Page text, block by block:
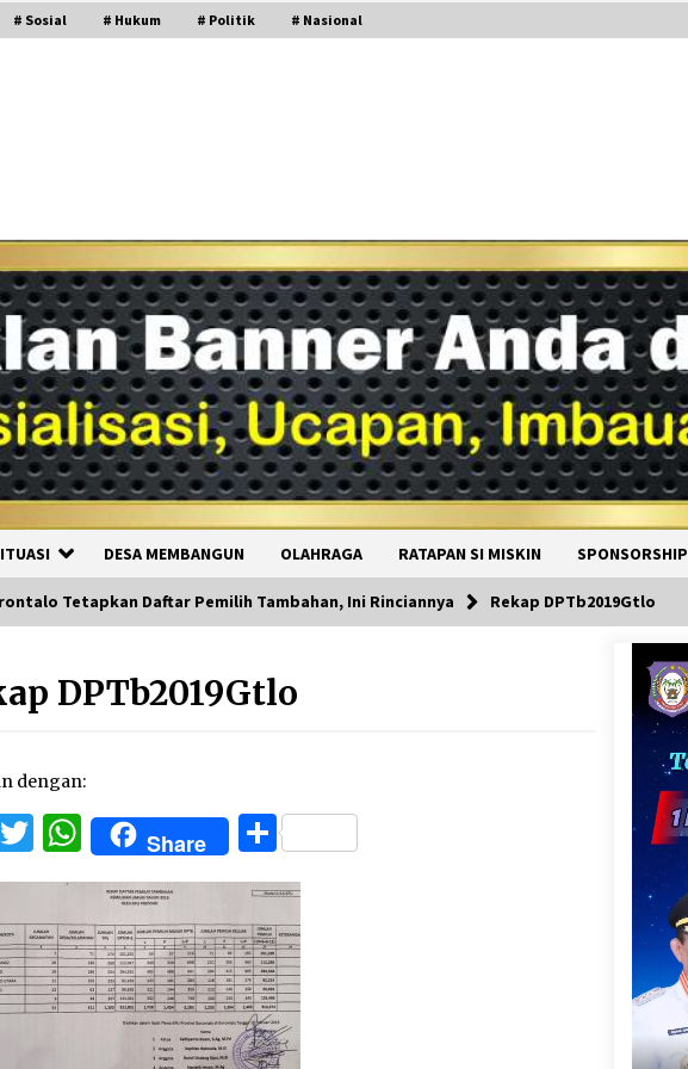
# Sosial # Hukum # Politik # Nasional
DESA MEMBANGUN OLAHRAGA RATAPAN SI MISKIN SPONSORSHIP
Tetapkan Daftar Pemilih Tambahan, Ini Rinciannya Rekap DPTb2019Gtlo
DPTb2019Gtlo
dengan:
Twitter
WhatsApp
Share Share